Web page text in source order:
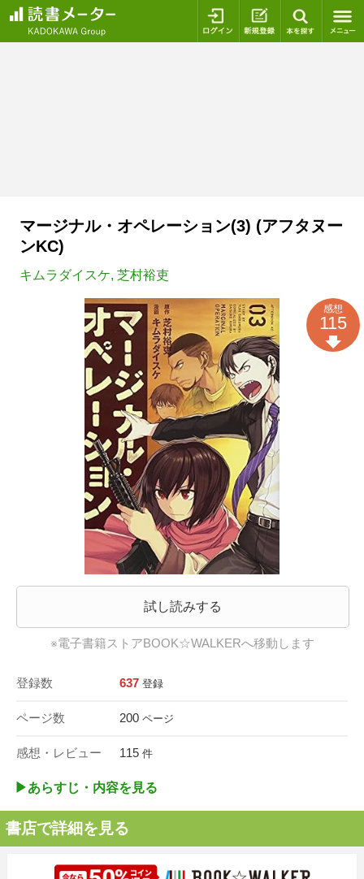
ログイン 新規登録
マージナル・オペレーション(3) (アフタヌー
ンKC)
キムラダイスケ, 芝村裕吏
試し読みする
※電子書籍ストアBOOK☆WALKERへ移動します
登録数 637 登録
ページ数 200 ページ
感想・レビュー 115 件
感想
115
▶︎あらすじ・内容を見る
書店で詳細を見る